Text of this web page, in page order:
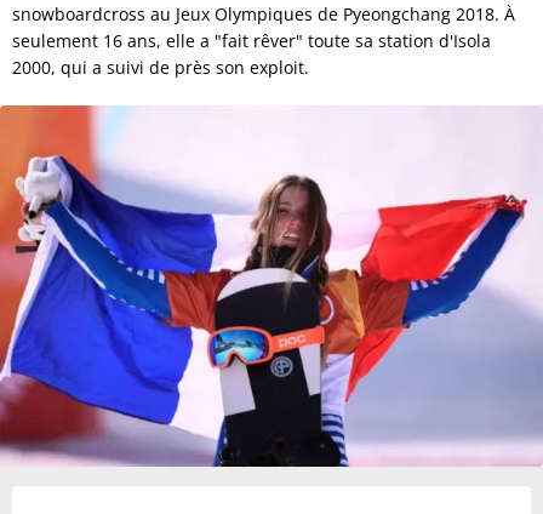
snowboardcross au Jeux Olympiques de Pyeongchang 2018. À
seulement 16 ans, elle a "fait rêver" toute sa station d'Isola
2000, qui a suivi de près son exploit.